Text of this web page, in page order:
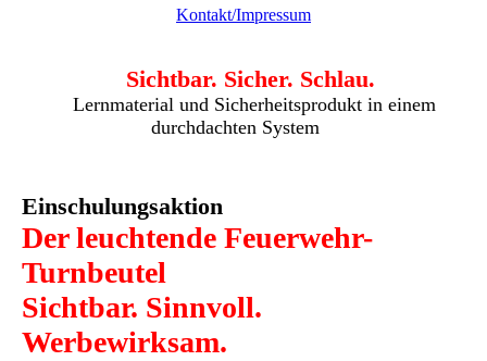
Kontakt/Impressum
Sichtbar. Sicher. Schlau.
Lernmaterial und Sicherheitsprodukt in einem
durchdachten System
Einschulungsaktion
Der leuchtende Feuerwehr-
Turnbeutel
Sichtbar. Sinnvoll.
Werbewirksam.